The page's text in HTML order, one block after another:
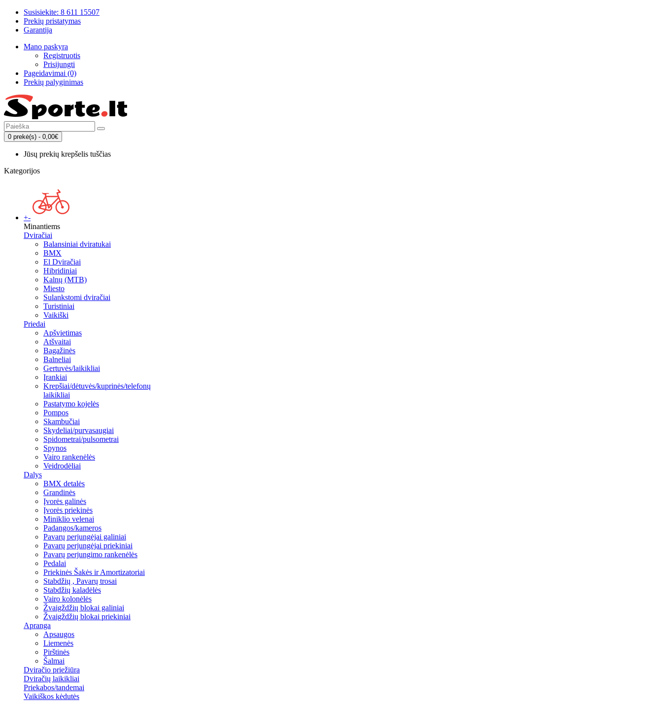
Susisiekite: 8 611 15507
Prekių pristatymas
Garantija
Mano paskyra
Registruotis
Prisijungti
Pageidavimai (0)
Prekių palyginimas
0 prekė(s) - 0,00€
Jūsų prekių krepšelis tuščias
Kategorijos
+-
Minantiems
Dviračiai
Balansiniai dviratukai
BMX
El Dviračiai
Hibridiniai
Kalnų (MTB)
Miesto
Sulankstomi dviračiai
Turistiniai
Vaikiški
Priedai
Apšvietimas
Atšvaitai
Bagažinės
Balneliai
Gertuvės/laikikliai
Įrankiai
Krepšiai/dėtuvės/kuprinės/telefonų
laikikliai
Pastatymo kojelės
Pompos
Skambučiai
Skydeliai/purvasaugiai
Spidometrai/pulsometrai
Spynos
Vairo rankenėlės
Veidrodėliai
Dalys
BMX detalės
Grandinės
Įvorės galinės
Įvorės priekinės
Miniklio velenai
Padangos/kameros
Pavarų perjungėjai galiniai
Pavarų perjungėjai priekiniai
Pavarų perjungimo rankenėlės
Pedalai
Priekinės Šakės ir Amortizatoriai
Stabdžių , Pavarų trosai
Stabdžių kaladėlės
Vairo kolonėlės
Žvaigždžių blokai galiniai
Žvaigždžių blokai priekiniai
Apranga
Apsaugos
Liemenės
Pirštinės
Šalmai
Dviračio priežiūra
Dviračių laikikliai
Priekabos/tandemai
Vaikiškos kėdutės